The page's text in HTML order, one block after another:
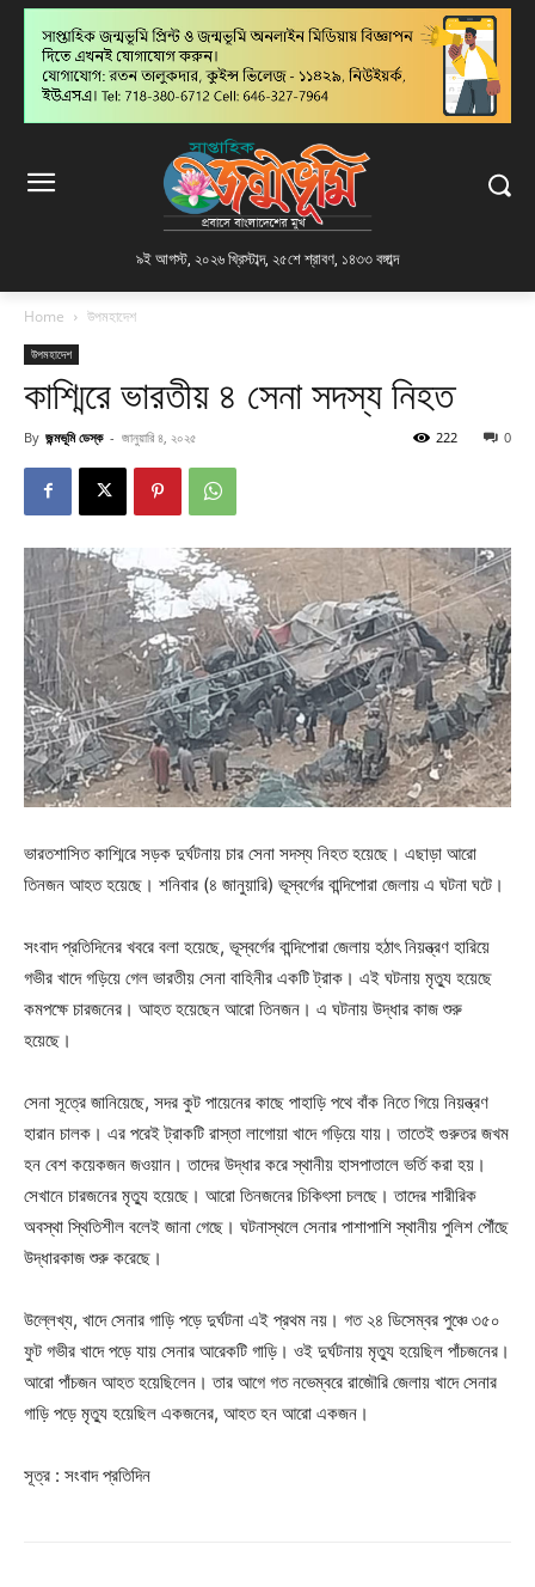
৯ই আগস্ট, ২০২৬ খ্রিস্টাব্দ, ২৫শে শ্রাবণ, ১৪৩৩ বঙ্গাব্দ
Home উপমহাদেশ
উপমহাদেশ
কাশ্মিরে ভারতীয় ৪ সেনা সদস্য নিহত
By জন্মভূমি ডেস্ক - জানুয়ারি ৪, ২০২৫ 0
222
ভারতশাসিত কাশ্মিরে সড়ক দুর্ঘটনায় চার সেনা সদস্য নিহত হয়েছে। এছাড়া আরো
তিনজন আহত হয়েছে। শনিবার (৪ জানুয়ারি) ভূস্বর্গের বান্দিপোরা জেলায় এ ঘটনা ঘটে।
সংবাদ প্রতিদিনের খবরে বলা হয়েছে, ভূস্বর্গের বান্দিপোরা জেলায় হঠাৎ নিয়ন্ত্রণ হারিয়ে
গভীর খাদে গড়িয়ে গেল ভারতীয় সেনা বাহিনীর একটি ট্রাক। এই ঘটনায় মৃত্যু হয়েছে
কমপক্ষে চারজনের। আহত হয়েছেন আরো তিনজন। এ ঘটনায় উদ্ধার কাজ শুরু
হয়েছে।
সেনা সূত্রে জানিয়েছে, সদর কুট পায়েনের কাছে পাহাড়ি পথে বাঁক নিতে গিয়ে নিয়ন্ত্রণ
হারান চালক। এর পরেই ট্রাকটি রাস্তা লাগোয়া খাদে গড়িয়ে যায়। তাতেই গুরুতর জখম
হন বেশ কয়েকজন জওয়ান। তাদের উদ্ধার করে স্থানীয় হাসপাতালে ভর্তি করা হয়।
সেখানে চারজনের মৃত্যু হয়েছে। আরো তিনজনের চিকিৎসা চলছে। তাদের শারীরিক
অবস্থা স্থিতিশীল বলেই জানা গেছে। ঘটনাস্থলে সেনার পাশাপাশি স্থানীয় পুলিশ পৌঁছে
উদ্ধারকাজ শুরু করেছে।
উল্লেখ্য, খাদে সেনার গাড়ি পড়ে দুর্ঘটনা এই প্রথম নয়। গত ২৪ ডিসেম্বর পুঞ্চে ৩৫০
ফুট গভীর খাদে পড়ে যায় সেনার আরেকটি গাড়ি। ওই দুর্ঘটনায় মৃত্যু হয়েছিল পাঁচজনের।
আরো পাঁচজন আহত হয়েছিলেন। তার আগে গত নভেম্বরে রাজৌরি জেলায় খাদে সেনার
গাড়ি পড়ে মৃত্যু হয়েছিল একজনের, আহত হন আরো একজন।
সূত্র : সংবাদ প্রতিদিন